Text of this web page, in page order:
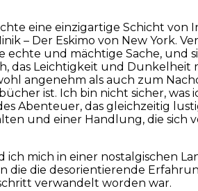
eine einzigartige Schicht von
– Der Eskimo von New York.
und mächtige Sache, und
das Leichtigkeit und Dunkelheit
angenehm als auch zum
ist. Ich bin nicht sicher, was
Abenteuer, das gleichzeitig
und einer Handlung, die sich
ich mich in einer nostalgischen
die die desorientierende
verwandelt worden war.